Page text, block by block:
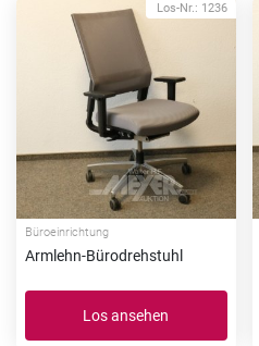
Los-Nr.: 1236
Büroeinrichtung
Armlehn-Bürodrehstuhl
Los ansehen